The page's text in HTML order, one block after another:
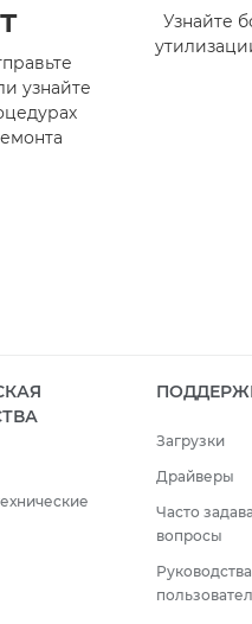
узнайте
Узнайте
Загрузки
Драйверы
Часто
вопросы
Руководства